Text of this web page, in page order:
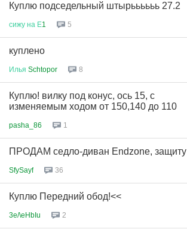
Куплю подседельный штырьььььь 27.2
сижу на Е1 5
куплено
Илья Schtopor 8
Куплю! вилку под конус, ось 15, с
изменяемым ходом от 150,140 до 110
pasha_86 1
ПРОДАМ седло-диван Endzone, защиту
SfySayf 36
Куплю Передний обод!<<
3e/\eHbIu 2